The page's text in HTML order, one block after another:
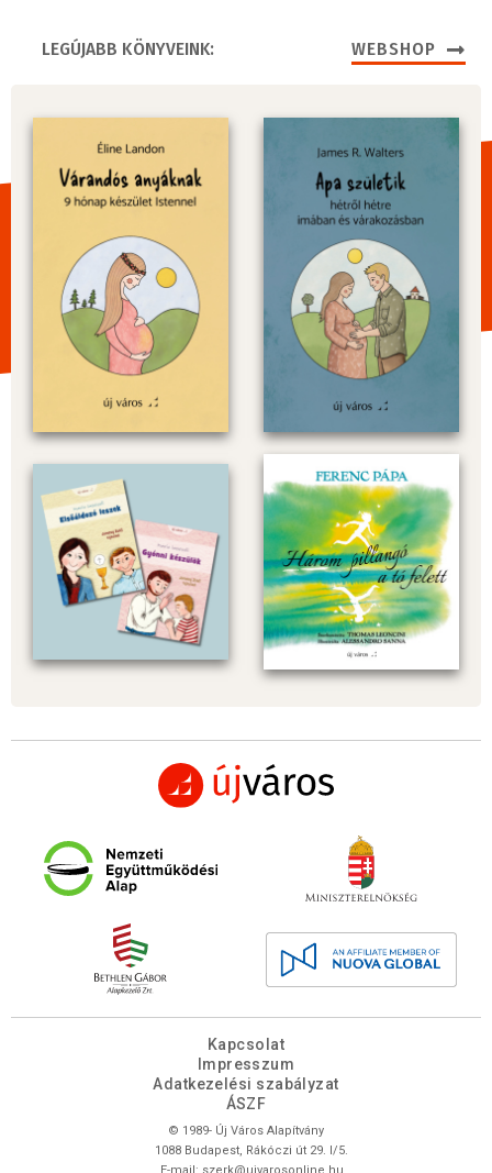
LEGÚJABB KÖNYVEINK: WEBSHOP
Kapcsolat
Impresszum
Adatkezelési szabályzat
ÁSZF
© 1989- Új Város Alapítvány
1088 Budapest, Rákóczi út 29. I/5.